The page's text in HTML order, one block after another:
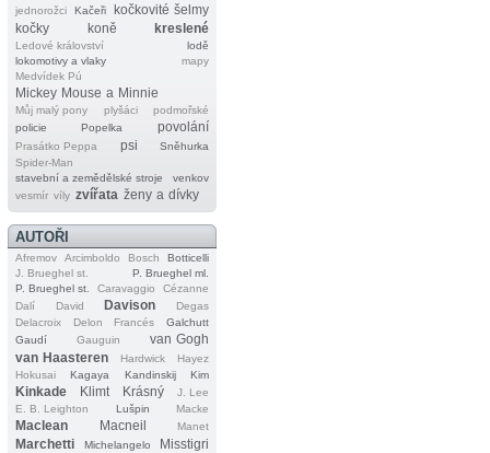
jednorožci
Kačeři
kočkovité šelmy
kočky
koně kreslené
Ledové království
lodě
lokomotivy a vlaky
mapy
Medvídek Pú
Mickey Mouse a Minnie
Můj malý pony plyšáci
podmořské
policie
Popelka povolání
Prasátko Peppa psi
Sněhurka
Spider‐Man
stavební a zemědělské stroje
venkov
vesmír víly zvířata ženy a dívky
AUTOŘI
Afremov Arcimboldo Bosch
Botticelli
J. Brueghel st.
P. Brueghel ml.
P. Brueghel st.
Caravaggio
Cézanne
Dalí
David Davison
Degas
Delacroix
Delon Francés
Galchutt
Gaudí
Gauguin
van Gogh
van Haasteren
Hardwick
Hayez
Hokusai
Kagaya Kandinskij Kim
Kinkade Klimt Krásný
J. Lee
E. B. Leighton
Lušpin Macke
Maclean Macneil Manet
Marchetti Michelangelo Misstigri